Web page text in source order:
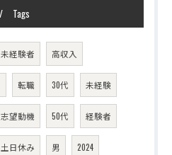
Tags
未経験者 高収入
転職 30代 未経験
志望動機 50代 経験者
土日休み 男 2024